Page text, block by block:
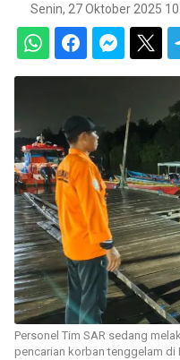
Senin, 27 Oktober 2025
Personel Tim SAR sedang
pencarian korban tenggelam di